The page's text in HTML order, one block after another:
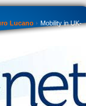
Lucano Mobility in UK-